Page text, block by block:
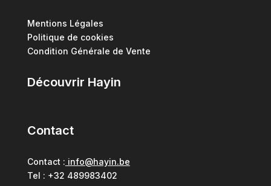
Mentions Légales
Politique de cookies
Condition Générale de Vente
Découvrir Hayin
Contact
Contact : info@hayin.be
Tel : +32 489983402